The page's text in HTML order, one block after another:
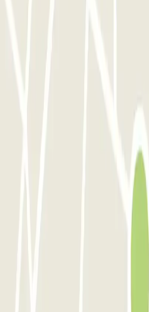
vigilance sur la sécurité, laporte
Hugo(Paris) ne ferme pas. Ce
était rapidement résolu pour
des usagers